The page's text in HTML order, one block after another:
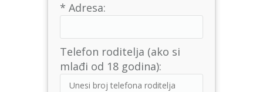
* Adresa:
Telefon roditelja (ako si
mlađi od 18 godina):